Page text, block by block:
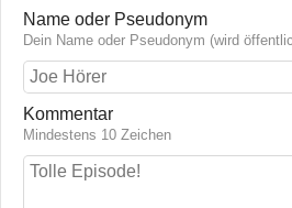
Name oder Pseudonym
Dein Name oder Pseudonym (wird
Kommentar
Mindestens 10 Zeichen